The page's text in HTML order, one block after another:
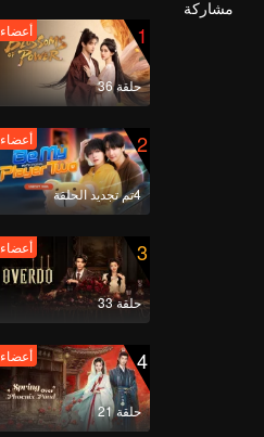
مشاركة
1
حلقة 36
أعضاء
2
4تم تجديد الحلقة
أعضاء
3
حلقة 33
أعضاء
4
حلقة 21
أعضاء